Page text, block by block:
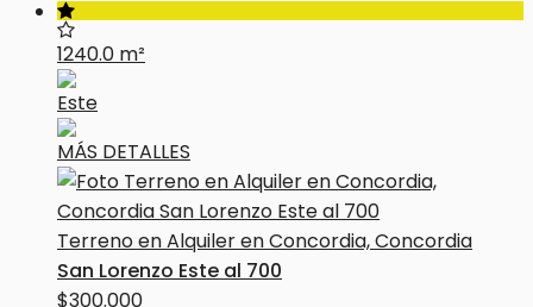
1240.0 m²
Este
MÁS DETALLES
Terreno en Alquiler en Concordia, Concordia
San Lorenzo Este al 700
$300.000